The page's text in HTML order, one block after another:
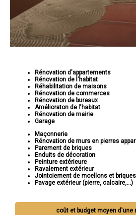
Rénovation d'appartements
Rénovation de l'habitat
Réhabilitation de maisons
Rénovation de commerces
Rénovation de bureaux
Amélioraton de l'habitat
Rénovation de mairie
Garage
Maçonnerie
Rénovation de murs en pierres
Parement de briques
Enduits de décoration
Peinture extérieure
Ravalement extérieur
Jointoiement de moellons et briques
Pavage extérieur (pierre, calcaire,...)
coût et budget moyen d'une